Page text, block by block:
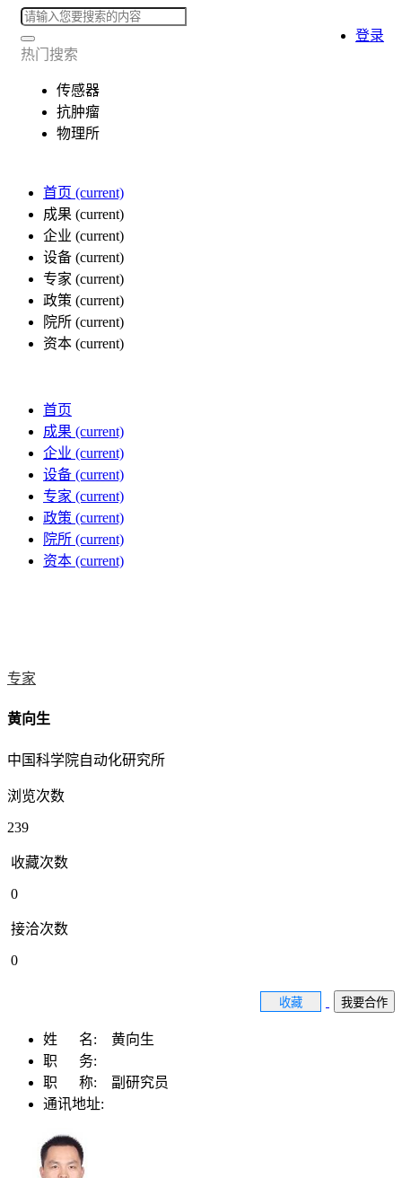
热门搜索
传感器
抗肿瘤
物理所
首页 (current)
成果 (current)
企业 (current)
设备 (current)
专家 (current)
政策 (current)
院所 (current)
资本 (current)
登录
首页
成果 (current)
企业 (current)
设备 (current)
专家 (current)
政策 (current)
院所 (current)
资本 (current)
专家
黄向生
中国科学院自动化研究所
浏览次数
239
收藏次数
0
接洽次数
0
收藏 我要合作
姓 名: 黄向生
职 务:
职 称: 副研究员
通讯地址: